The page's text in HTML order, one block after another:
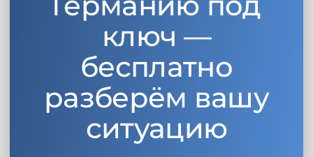
ключ —
бесплатно
разберём вашу
ситуацию